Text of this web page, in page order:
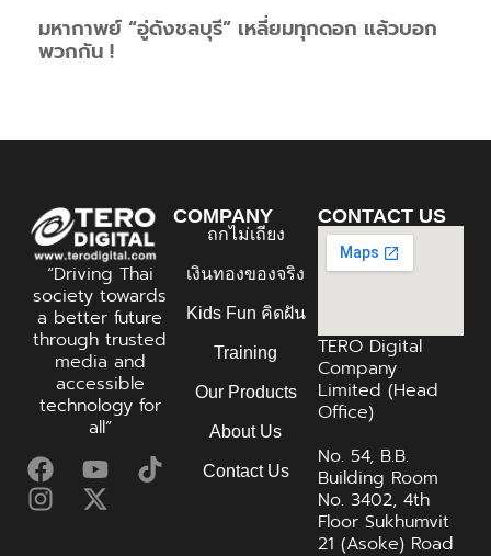
มหากาพย์ “อู่ดังชลบุรี” เหลี่ยมทุกดอก แล้วบอก
พวกกัน !
“Driving Thai
society towards
a better future
through trusted
media and
accessible
technology for
all”
COMPANY
ถกไม่เถียง
เงินทองของจริง
Kids Fun คิดฝัน
Training
Our Products
About Us
Contact Us
CONTACT US
TERO Digital
Company
Limited (Head
Office)
No. 54, B.B.
Building Room
No. 3402, 4th
Floor Sukhumvit
21 (Asoke) Road